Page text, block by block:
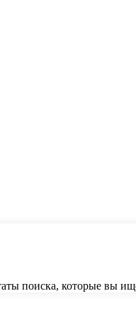
поиска, которые вы